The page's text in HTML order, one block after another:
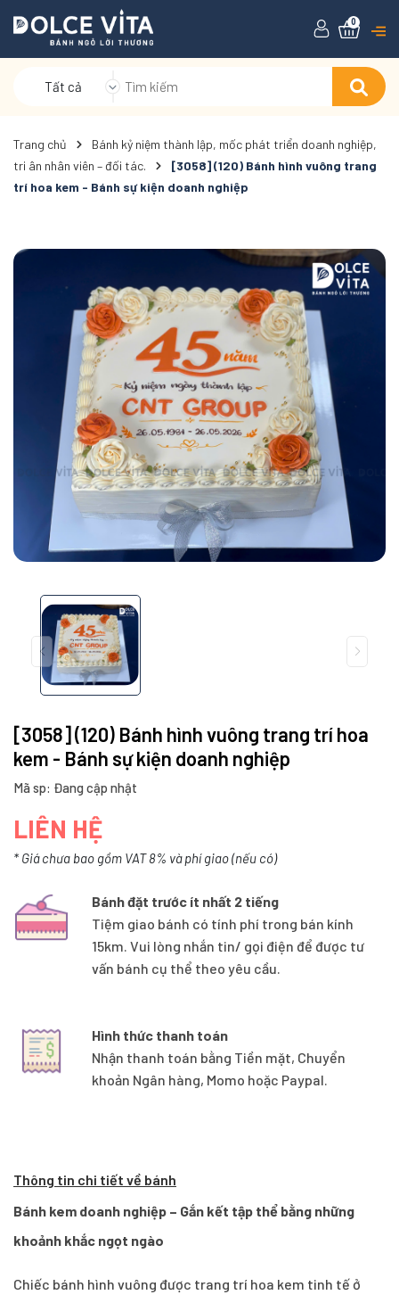
Tất cả
0
Trang chủ
Bánh kỷ niệm thành lập, mốc phát triển doanh nghiệp,
tri ân nhân viên – đối tác.
[3058] (120) Bánh hình vuông trang
trí hoa kem - Bánh sự kiện doanh nghiệp
[3058] (120) Bánh hình vuông trang trí hoa
kem - Bánh sự kiện doanh nghiệp
Mã sp: Đang cập nhật
LIÊN HỆ
* Giá chưa bao gồm VAT 8% và phí giao (nếu có)
Bánh đặt trước ít nhất 2 tiếng
Tiệm giao bánh có tính phí trong bán kính
15km. Vui lòng nhắn tin/ gọi điện để được tư
vấn bánh cụ thể theo yêu cầu.
Hình thức thanh toán
Nhận thanh toán bằng Tiền mặt, Chuyển
khoản Ngân hàng, Momo hoặc Paypal.
Thông tin chi tiết về bánh
Bánh kem doanh nghiệp – Gắn kết tập thể bằng những
khoảnh khắc ngọt ngào
Chiếc bánh hình vuông được trang trí hoa kem tinh tế ở